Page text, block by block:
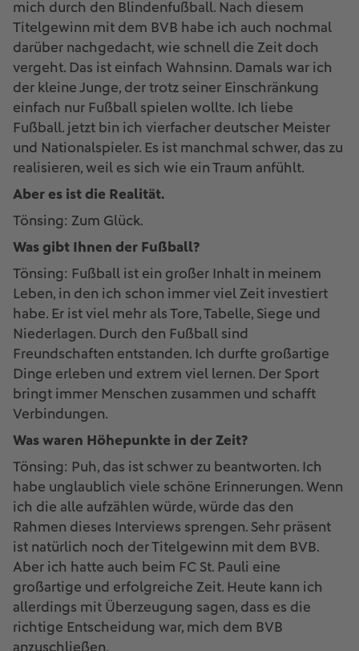
mich durch den Blindenfußball. Nach diesem
Titelgewinn mit dem BVB habe ich auch nochmal
darüber nachgedacht, wie schnell die Zeit doch
vergeht. Das ist einfach Wahnsinn. Damals war ich
der kleine Junge, der trotz seiner Einschränkung
einfach nur Fußball spielen wollte. Ich liebe
Fußball. jetzt bin ich vierfacher deutscher Meister
und Nationalspieler. Es ist manchmal schwer, das zu
realisieren, weil es sich wie ein Traum anfühlt.
Aber es ist die Realität.
Tönsing: Zum Glück.
Was gibt Ihnen der Fußball?
Tönsing: Fußball ist ein großer Inhalt in meinem
Leben, in den ich schon immer viel Zeit investiert
habe. Er ist viel mehr als Tore, Tabelle, Siege und
Niederlagen. Durch den Fußball sind
Freundschaften entstanden. Ich durfte großartige
Dinge erleben und extrem viel lernen. Der Sport
bringt immer Menschen zusammen und schafft
Verbindungen.
Was waren Höhepunkte in der Zeit?
Tönsing: Puh, das ist schwer zu beantworten. Ich
habe unglaublich viele schöne Erinnerungen. Wenn
ich die alle aufzählen würde, würde das den
Rahmen dieses Interviews sprengen. Sehr präsent
ist natürlich noch der Titelgewinn mit dem BVB.
Aber ich hatte auch beim FC St. Pauli eine
großartige und erfolgreiche Zeit. Heute kann ich
allerdings mit Überzeugung sagen, dass es die
richtige Entscheidung war, mich dem BVB
anzuschließen.